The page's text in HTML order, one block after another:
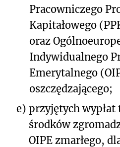
Pracowniczego
Kapitałowego
oraz
Indywidualnego
Emerytalnego
oszczędzającego;
e) przyjętych
środków
OIPE zmarłego,